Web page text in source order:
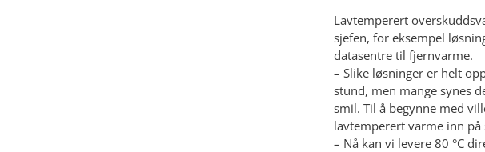
Lavtemperert
sjefen, for eksempel
datasentre til fjernvarme.
– Slike løsninger er helt
stund, men mange synes
smil. Til å begynne med
lavtemperert varme inn på
– Nå kan vi levere 80 °C